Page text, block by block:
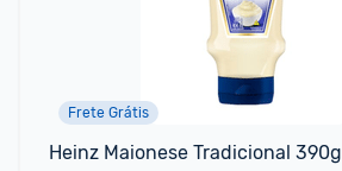
Frete Grátis
Heinz Maionese Tradicional 390g